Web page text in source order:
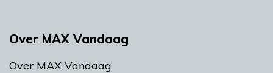
Over MAX Vandaag
Over MAX Vandaag